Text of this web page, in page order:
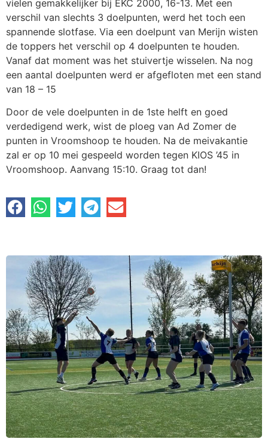
vielen gemakkelijker bij EKC 2000, 16-13. Met een
verschil van slechts 3 doelpunten, werd het toch een
spannende slotfase. Via een doelpunt van Merijn wisten
de toppers het verschil op 4 doelpunten te houden.
Vanaf dat moment was het stuivertje wisselen. Na nog
een aantal doelpunten werd er afgefloten met een stand
van 18 – 15
Door de vele doelpunten in de 1ste helft en goed
verdedigend werk, wist de ploeg van Ad Zomer de
punten in Vroomshoop te houden. Na de meivakantie
zal er op 10 mei gespeeld worden tegen KIOS ’45 in
Vroomshoop. Aanvang 15:10. Graag tot dan!